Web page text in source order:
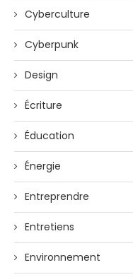
Cyberculture
Cyberpunk
Design
Écriture
Éducation
Énergie
Entreprendre
Entretiens
Environnement